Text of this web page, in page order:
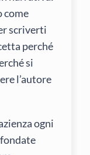
come
scriverti
perché
si
l’autore
ogni